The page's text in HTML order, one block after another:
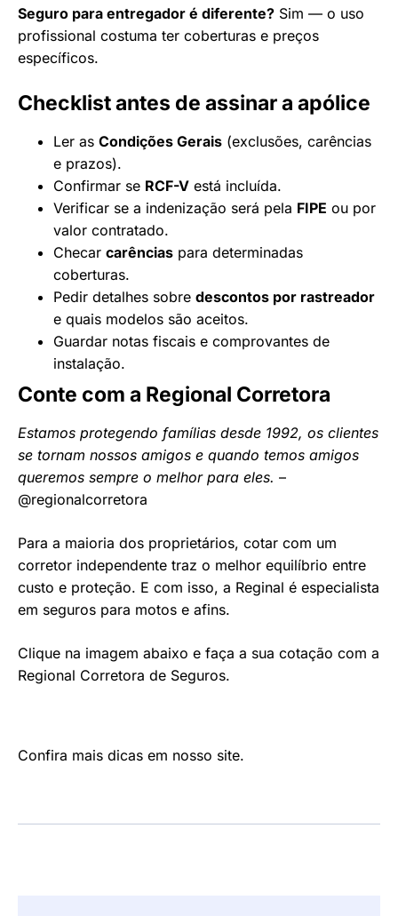
Seguro para entregador é diferente? Sim — o uso
profissional costuma ter coberturas e preços
específicos.
Checklist antes de assinar a apólice
Ler as Condições Gerais (exclusões, carências
e prazos).
Confirmar se RCF-V está incluída.
Verificar se a indenização será pela FIPE ou por
valor contratado.
Checar carências para determinadas
coberturas.
Pedir detalhes sobre descontos por rastreador
e quais modelos são aceitos.
Guardar notas fiscais e comprovantes de
instalação.
Conte com a Regional Corretora
Estamos protegendo famílias desde 1992, os clientes
se tornam nossos amigos e quando temos amigos
queremos sempre o melhor para eles. –
@regionalcorretora
Para a maioria dos proprietários, cotar com um
corretor independente traz o melhor equilíbrio entre
custo e proteção. E com isso, a Reginal é especialista
em seguros para motos e afins.
Clique na imagem abaixo e faça a sua cotação com a
Regional Corretora de Seguros.
Confira mais dicas em nosso site.